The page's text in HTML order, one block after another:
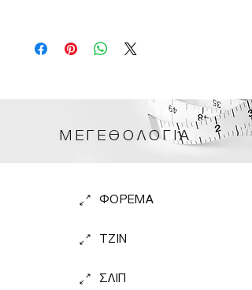
ΜΕΓΕΘΟΛΟΓΙΑ
ΦΟΡΕΜΑ
TZIN
ΣΛΙΠ